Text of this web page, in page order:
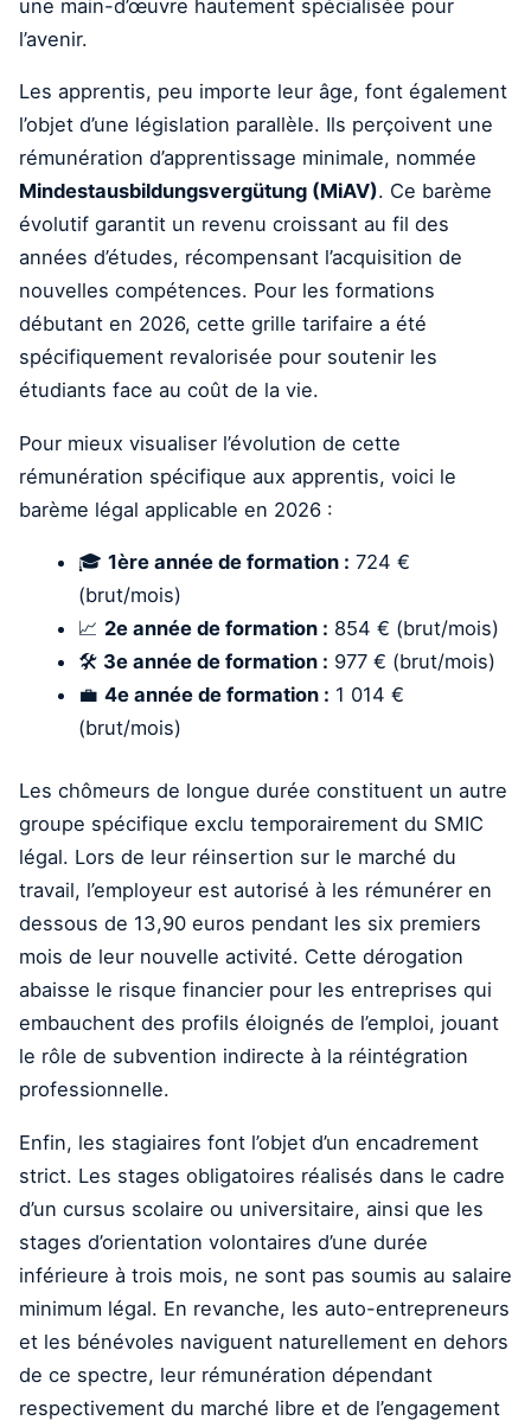
une main-d’œuvre hautement spécialisée pour
l’avenir.
Les apprentis, peu importe leur âge, font également
l’objet d’une législation parallèle. Ils perçoivent une
rémunération d’apprentissage minimale, nommée
Mindestausbildungsvergütung (MiAV). Ce barème
évolutif garantit un revenu croissant au fil des
années d’études, récompensant l’acquisition de
nouvelles compétences. Pour les formations
débutant en 2026, cette grille tarifaire a été
spécifiquement revalorisée pour soutenir les
étudiants face au coût de la vie.
Pour mieux visualiser l’évolution de cette
rémunération spécifique aux apprentis, voici le
barème légal applicable en 2026 :
🎓 1ère année de formation : 724 €
(brut/mois)
📈 2e année de formation : 854 € (brut/mois)
🛠️ 3e année de formation : 977 € (brut/mois)
💼 4e année de formation : 1 014 €
(brut/mois)
Les chômeurs de longue durée constituent un autre
groupe spécifique exclu temporairement du SMIC
légal. Lors de leur réinsertion sur le marché du
travail, l’employeur est autorisé à les rémunérer en
dessous de 13,90 euros pendant les six premiers
mois de leur nouvelle activité. Cette dérogation
abaisse le risque financier pour les entreprises qui
embauchent des profils éloignés de l’emploi, jouant
le rôle de subvention indirecte à la réintégration
professionnelle.
Enfin, les stagiaires font l’objet d’un encadrement
strict. Les stages obligatoires réalisés dans le cadre
d’un cursus scolaire ou universitaire, ainsi que les
stages d’orientation volontaires d’une durée
inférieure à trois mois, ne sont pas soumis au salaire
minimum légal. En revanche, les auto-entrepreneurs
et les bénévoles naviguent naturellement en dehors
de ce spectre, leur rémunération dépendant
respectivement du marché libre et de l’engagement